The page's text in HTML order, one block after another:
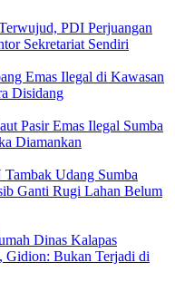
PDI Perjuangan
Sekretariat Sendiri
Emas Ilegal di Kawasan
Disidang
Pasir Emas Ilegal Sumba
Diamankan
Udang Sumba
Ganti Rugi Lahan Belum
Dinas Kalapas
Gidion: Bukan Terjadi di